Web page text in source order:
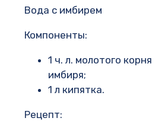
Вода с имбирем
Компоненты:
1 ч. л. молотого корня
имбиря;
1 л кипятка.
Рецепт: